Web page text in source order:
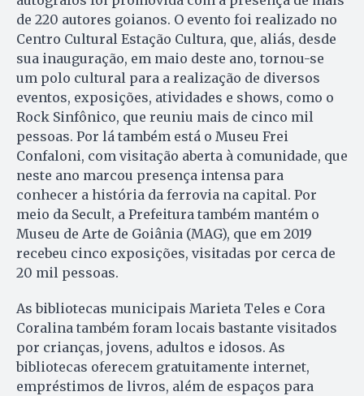
de 220 autores goianos. O evento foi realizado no
Centro Cultural Estação Cultura, que, aliás, desde
sua inauguração, em maio deste ano, tornou-se
um polo cultural para a realização de diversos
eventos, exposições, atividades e shows, como o
Rock Sinfônico, que reuniu mais de cinco mil
pessoas. Por lá também está o Museu Frei
Confaloni, com visitação aberta à comunidade, que
neste ano marcou presença intensa para
conhecer a história da ferrovia na capital. Por
meio da Secult, a Prefeitura também mantém o
Museu de Arte de Goiânia (MAG), que em 2019
recebeu cinco exposições, visitadas por cerca de
20 mil pessoas.
As bibliotecas municipais Marieta Teles e Cora
Coralina também foram locais bastante visitados
por crianças, jovens, adultos e idosos. As
bibliotecas oferecem gratuitamente internet,
empréstimos de livros, além de espaços para